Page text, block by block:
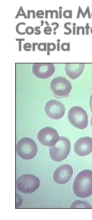
Anemia
Cos’è?
Terapia